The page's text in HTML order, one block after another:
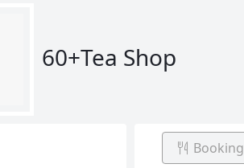
60+Tea Shop
Booking